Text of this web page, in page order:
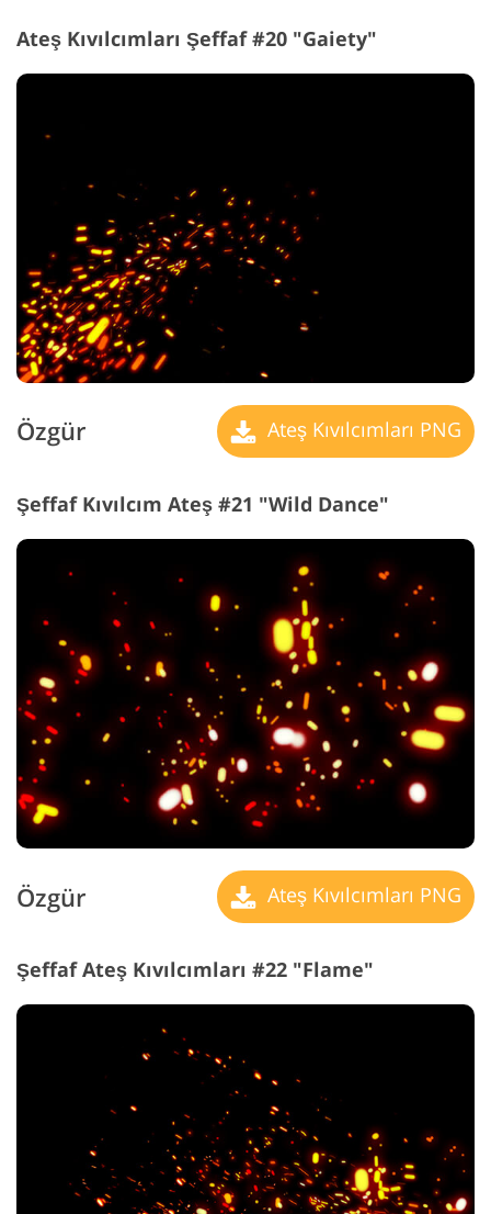
Ateş Kıvılcımları Şeffaf #20 "Gaiety"
Özgür Ateş Kıvılcımları PNG
Şeffaf Kıvılcım Ateş #21 "Wild Dance"
Özgür Ateş Kıvılcımları PNG
Şeffaf Ateş Kıvılcımları #22 "Flame"